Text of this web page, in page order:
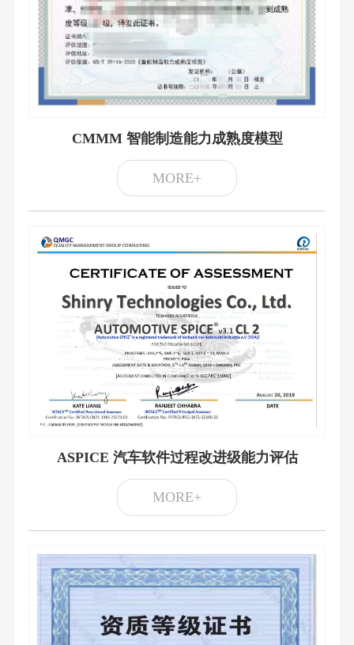
CMMM 智能制造能力成熟度模型
MORE+
ASPICE 汽车软件过程改进级能力评估
MORE+